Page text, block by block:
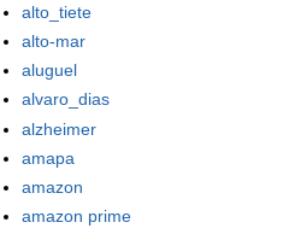
alto_tiete
alto-mar
aluguel
alvaro_dias
alzheimer
amapa
amazon
amazon prime